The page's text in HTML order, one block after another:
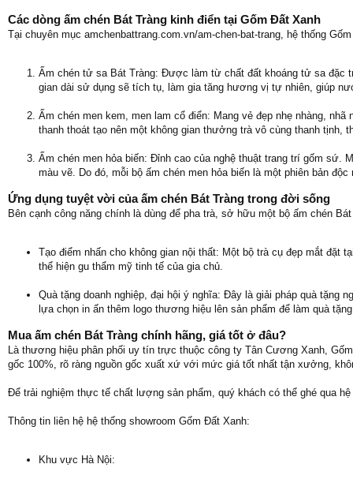
Các dòng ấm chén Bát Tràng kinh điển tại Gốm Đất Xanh
Tại chuyên mục amchenbattrang.com.vn/am-chen-bat-trang, hệ thống
Ấm chén tử sa Bát Tràng: Được làm từ chất đất khoáng tử sa đặc
gian dài sử dụng sẽ tích tụ, làm gia tăng hương vị tự nhiên, giúp
Ấm chén men kem, men lam cổ điển: Mang vẻ đẹp nhẹ nhàng,
thanh thoát tạo nên một không gian thưởng trà vô cùng thanh tịnh,
Ấm chén men hỏa biến: Đỉnh cao của nghệ thuật trang trí gốm sứ.
màu vẽ. Do đó, mỗi bộ ấm chén men hỏa biến là một phiên bản
Ứng dụng tuyệt vời của ấm chén Bát Tràng trong đời sống
Bên cạnh công năng chính là dùng để pha trà, sở hữu một bộ ấm chén
Tạo điểm nhấn cho không gian nội thất: Một bộ trà cụ đẹp mắt đặt
thể hiện gu thẩm mỹ tinh tế của gia chủ.
Quà tặng doanh nghiệp, đại hội ý nghĩa: Đây là giải pháp quà tặng
lựa chọn in ấn thêm logo thương hiệu lên sản phẩm để làm quà
Mua ấm chén Bát Tràng chính hãng, giá tốt ở đâu?
Là thương hiệu phân phối uy tín trực thuộc công ty Tân Cương Xanh,
gốc 100%, rõ ràng nguồn gốc xuất xứ với mức giá tốt nhất tận xưởng,
Để trải nghiệm thực tế chất lượng sản phẩm, quý khách có thể ghé qua
Thông tin liên hệ hệ thống showroom Gốm Đất Xanh:
Khu vực Hà Nội: